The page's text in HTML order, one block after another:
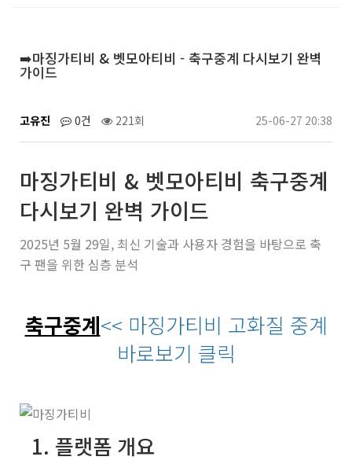
➡️마징가티비 & 벳모아티비 - 축구중계 다시보기 완벽
가이드
고유진 0건 221회 25-06-27 20:38
마징가티비 & 벳모아티비 축구중계
다시보기 완벽 가이드
2025년 5월 29일, 최신 기술과 사용자 경험을 바탕으로 축
구 팬을 위한 심층 분석
축구중계<< 마징가티비 고화질 중계
바로보기 클릭
1. 플랫폼 개요